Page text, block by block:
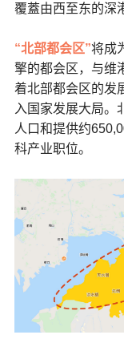
覆蓋由西至东的深
“北部都会区”将成
擎的都会区，与维
着北部都会区的发
入国家发展大局。
人口和提供约
科产业职位。